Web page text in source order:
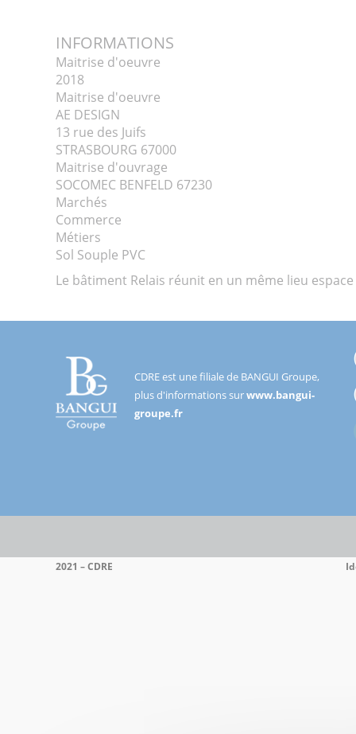
INFORMATIONS
Maitrise d'oeuvre
2018
Maitrise d'oeuvre
AE DESIGN
13 rue des Juifs
STRASBOURG 67000
Maitrise d'ouvrage
SOCOMEC BENFELD 67230
Marchés
Commerce
Métiers
Sol Souple PVC
Le bâtiment Relais réunit en un même lieu
2021 – CDRE
CDRE est une filiale de BANGUI Groupe,
plus d'informations surwww.bangui-
groupe.fr